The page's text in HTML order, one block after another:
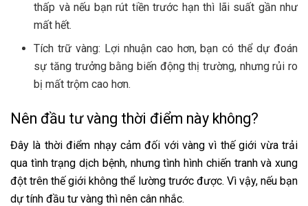
thấp và nếu bạn rút tiền trước hạn thì lãi suất gần như
mất hết.
Tích trữ vàng: Lợi nhuận cao hơn, bạn có thể dự đoán
sự tăng trưởng bằng biến động thị trường, nhưng rủi ro
bị mất trộm cao hơn.
Nên đầu tư vàng thời điểm này không?
Đây là thời điểm nhạy cảm đối với vàng vì thế giới vừa trải
qua tình trạng dịch bệnh, nhưng tình hình chiến tranh và xung
đột trên thế giới không thể lường trước được. Vì vậy, nếu bạn
dự tính đầu tư vàng thì nên cân nhắc.